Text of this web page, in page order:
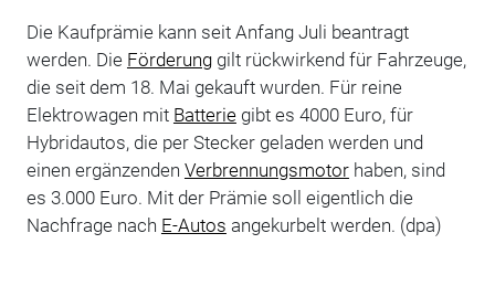
Die Kaufprämie kann seit Anfang Juli beantragt
werden. Die Förderunggilt rückwirkend für Fahrzeuge,
die seit dem 18. Mai gekauft wurden. Für reine
Elektrowagen mit Batteriegibt es 4000 Euro, für
Hybridautos, die per Stecker geladen werden und
einen ergänzenden Verbrennungsmotorhaben, sind
es 3.000 Euro. Mit der Prämie soll eigentlich die
Nachfrage nach E-Autos angekurbelt werden. (dpa)